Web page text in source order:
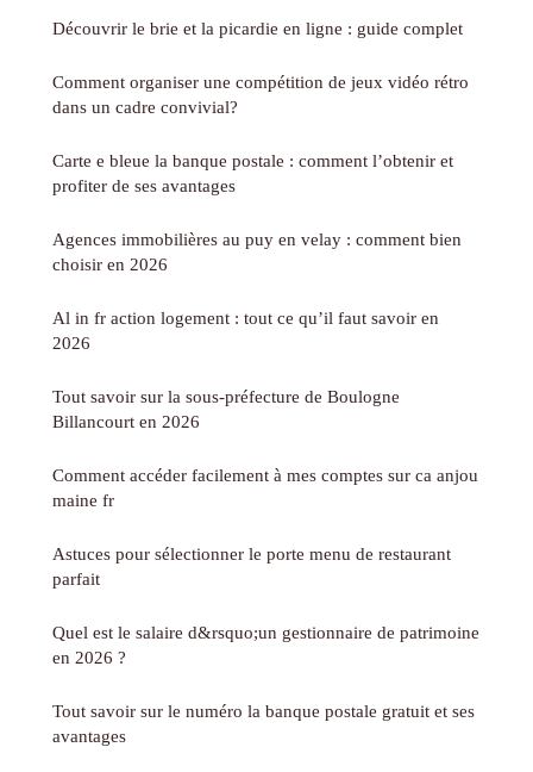
Découvrir le brie et la picardie en ligne : guide complet
Comment organiser une compétition de jeux vidéo rétro
dans un cadre convivial?
Carte e bleue la banque postale : comment l’obtenir et
profiter de ses avantages
Agences immobilières au puy en velay : comment bien
choisir en 2026
Al in fr action logement : tout ce qu’il faut savoir en
2026
Tout savoir sur la sous-préfecture de Boulogne
Billancourt en 2026
Comment accéder facilement à mes comptes sur ca anjou
maine fr
Astuces pour sélectionner le porte menu de restaurant
parfait
Quel est le salaire d&rsquo;un gestionnaire de patrimoine
en 2026 ?
Tout savoir sur le numéro la banque postale gratuit et ses
avantages